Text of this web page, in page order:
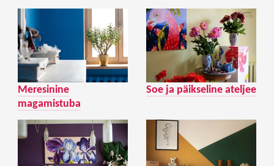
Meresinine
magamistuba
Soe ja päikseline ateljee